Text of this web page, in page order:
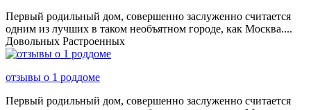
Первый родильный дом, совершенно заслуженно считается
одним из лучших в таком необъятном городе, как Москва....
Довольных Растроенных
отзывы о 1 роддоме
Первый родильный дом, совершенно заслуженно считается